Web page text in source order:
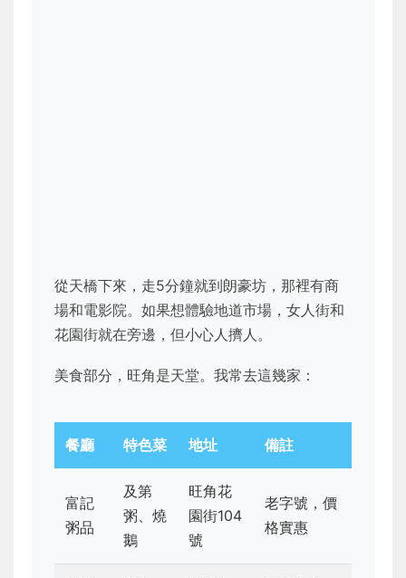
從天橋下來，走5分鐘就到朗豪坊，那裡有商
場和電影院。如果想體驗地道市場，女人街和
花園街就在旁邊，但小心人擠人。
美食部分，旺角是天堂。我常去這幾家：
餐廳 特色菜 地址 備註
富記
粥品
及第
粥、燒
鵝
旺角花
園街104
號
老字號，價
格實惠